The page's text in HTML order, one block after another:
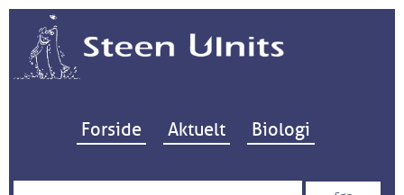
Hop til indhold
Forside Aktuelt Biologi
Søg